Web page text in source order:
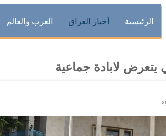
الرئيسية أخبار العراق العرب والعالم
لابادة جماعية